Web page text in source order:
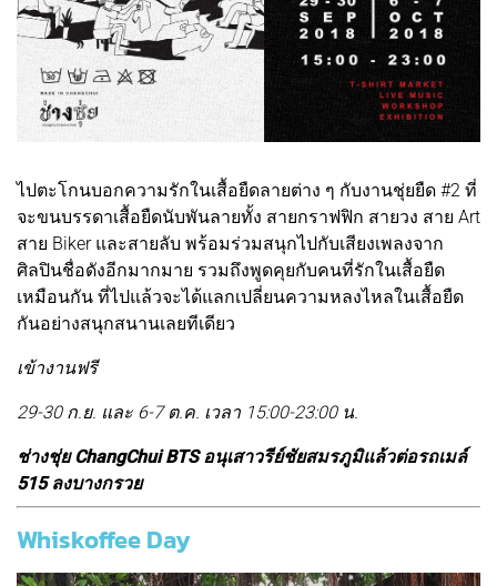
ไปตะโกนบอกความรักในเสื้อยืดลายต่าง ๆ กับงานชุ่ยยืด #2 ที่
จะขนบรรดาเสื้อยืดนับพันลายทั้ง สายกราฟฟิก สายวง สาย Art
สาย Biker และสายลับ พร้อมร่วมสนุกไปกับเสียงเพลงจาก
ศิลปินชื่อดังอีกมากมาย รวมถึงพูดคุยกับคนที่รักในเสื้อยืด
เหมือนกัน ที่ไปแล้วจะได้แลกเปลี่ยนความหลงไหลในเสื้อยืด
กันอย่างสนุกสนานเลยทีเดียว
เข้างานฟรี
29-30 ก.ย. และ 6-7 ต.ค. เวลา 15:00-23:00 น.
ช่างชุ่ย ChangChui BTS อนุเสาวรีย์ชัยสมรภูมิแล้วต่อรถเมล์
515 ลงบางกรวย
Whiskoffee Day